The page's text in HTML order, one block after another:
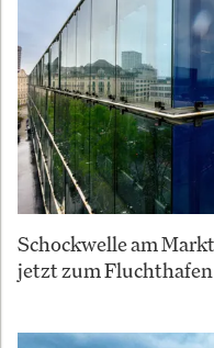
Schockwelle am
jetzt zum